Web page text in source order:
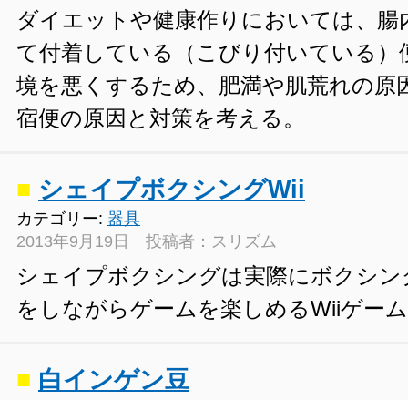
ダイエットや健康作りにおいては、腸
て付着している（こびり付いている）
境を悪くするため、肥満や肌荒れの原
宿便の原因と対策を考える。
■ シェイプボクシングWii
カテゴリー: 器具
2013年9月19日 投稿者：スリズム
シェイプボクシングは実際にボクシ
をしながらゲームを楽しめるWiiゲー
■ 白インゲン豆